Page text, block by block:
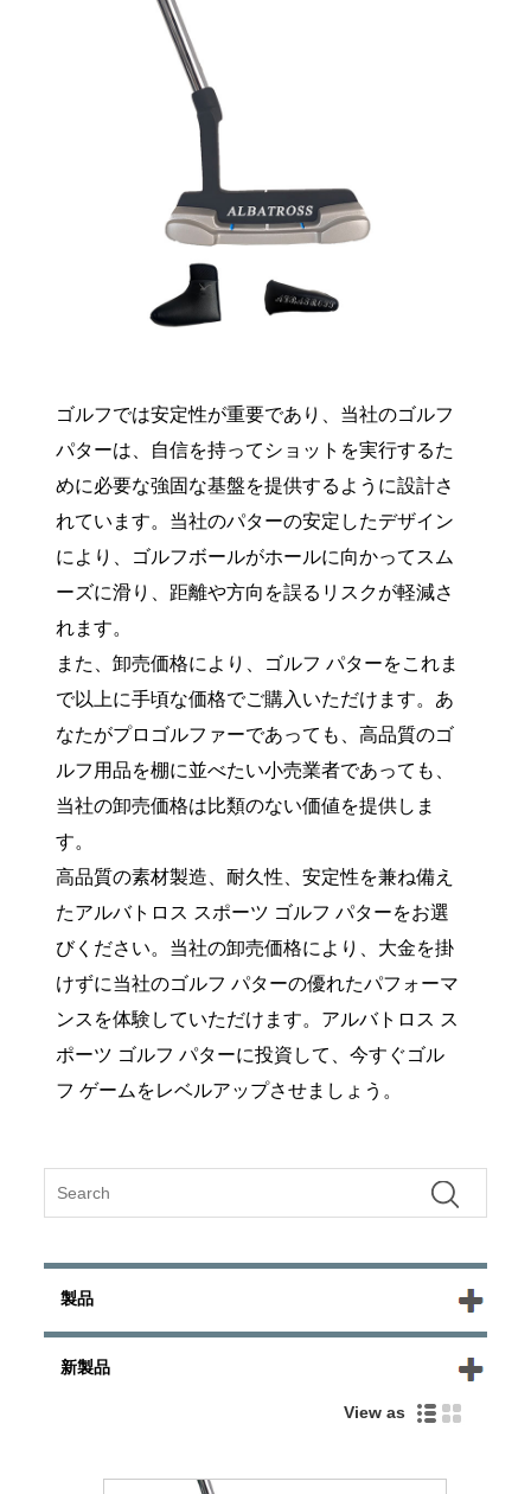
ゴルフでは安定性が重要であり、当社のゴルフ
パターは、自信を持ってショットを実行するた
めに必要な強固な基盤を提供するように設計さ
れています。当社のパターの安定したデザイン
により、ゴルフボールがホールに向かってスム
ーズに滑り、距離や方向を誤るリスクが軽減さ
れます。
また、卸売価格により、ゴルフ パターをこれま
で以上に手頃な価格でご購入いただけます。あ
なたがプロゴルファーであっても、高品質のゴ
ルフ用品を棚に並べたい小売業者であっても、
当社の卸売価格は比類のない価値を提供しま
す。
高品質の素材製造、耐久性、安定性を兼ね備え
たアルバトロス スポーツ ゴルフ パターをお選
びください。当社の卸売価格により、大金を掛
けずに当社のゴルフ パターの優れたパフォーマ
ンスを体験していただけます。アルバトロス ス
ポーツ ゴルフ パターに投資して、今すぐゴル
フ ゲームをレベルアップさせましょう。
製品
新製品
View as